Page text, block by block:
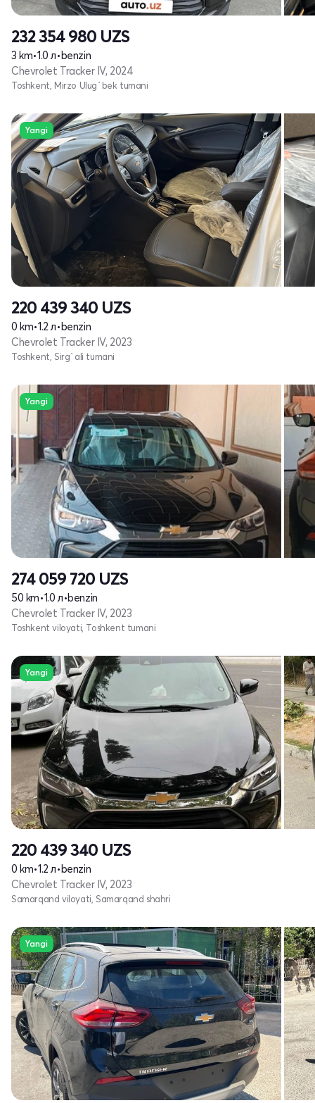
232 354 980 UZS
3 km•1.0 л•benzin
Chevrolet Tracker IV, 2024
Toshkent, Mirzo Ulug`bek tumani
Yangi
220 439 340 UZS
0 km•1.2 л•benzin
Chevrolet Tracker IV, 2023
Toshkent, Sirg`ali tumani
Yangi
274 059 720 UZS
50 km•1.0 л•benzin
Chevrolet Tracker IV, 2023
Toshkent viloyati, Toshkent tumani
Yangi
220 439 340 UZS
0 km•1.2 л•benzin
Chevrolet Tracker IV, 2023
Samarqand viloyati, Samarqand shahri
Yangi